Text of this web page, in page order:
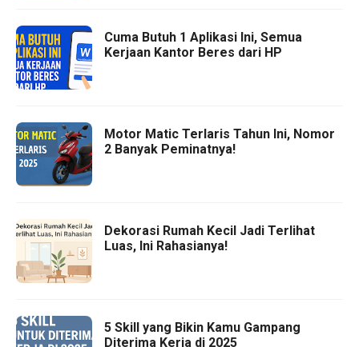
Cuma Butuh 1 Aplikasi Ini, Semua
Kerjaan Kantor Beres dari HP
Motor Matic Terlaris Tahun Ini, Nomor
2 Banyak Peminatnya!
Dekorasi Rumah Kecil Jadi Terlihat
Luas, Ini Rahasianya!
5 Skill yang Bikin Kamu Gampang
Diterima Kerja di 2025